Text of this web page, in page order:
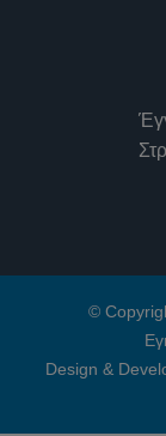
©
Design &